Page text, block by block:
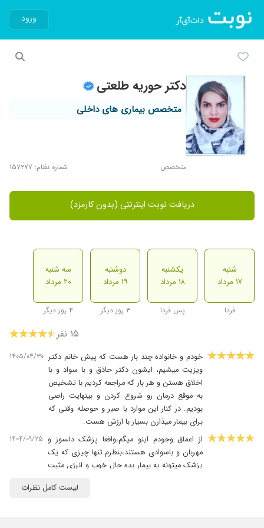
ورود
دکتر حوریه طلعتی
متخصص بیماری های داخلی
متخصص شماره نظام: ۱۵۷۲۷۷
دریافت نوبت اینترنتی (بدون کارمزد)
شنبه
۱۷ مرداد
فردا
یکشنبه
۱۸ مرداد
پس فردا
دوشنبه
۱۹ مرداد
۳ روز دیگر
سه شنبه
۲۰ مرداد
۴ روز دیگر
۱۵ نفر
خودم و خانواده چند بار هست که پیش خانم دکتر
ویزیت میشیم، ایشون دکتر حاذق و با سواد و با
اخلاق هستن و هر بار که مراجعه کردیم با تشخیص
به موقع درمان رو شروع کردن و بینهایت راصی
بودیم. در کنار این موارد با صبر و حوصله وقتی که
برای بیمار میذارن بسیار با ارزش هست.
۱۴۰۵/۰۴/۳۰
از اعماق وجودم اینو میگم،واقعا پزشک دلسوز و
مهربان و باسوادی هستند،بنظرم تنها چیزی که یک
پزشک میتونه به بیمار بده حال خوب و انرژی مثبت
بی نظیر هستند.هم خودم هم مادرم بارها و تا
۱۴۰۴/۰۹/۲۵
لیست کامل نظرات